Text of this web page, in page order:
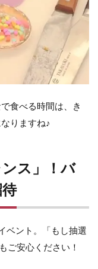
食べる時間は、き
りますね♪
ス」！バ
ベント。「もし抽選
ご安心ください！